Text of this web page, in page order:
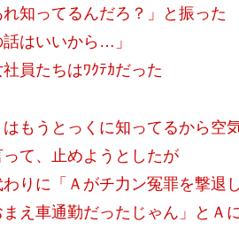
れ知ってるんだろ？」と振った
はいいから…」
員たちはﾜｸﾃｶだった
はもうとっくに知ってるから空
て、止めようとしたが
りに「Ａがチ力ン冤罪を撃退
まえ車通勤だったじゃん」とＡ